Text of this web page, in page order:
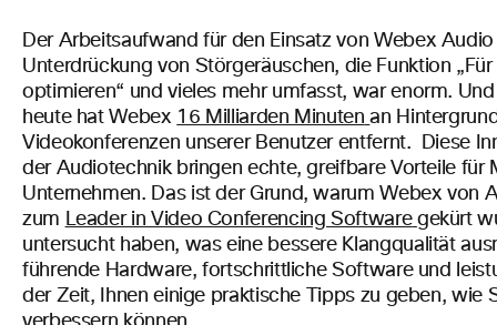
Der Arbeitsaufwand für den Einsatz von Webex
Unterdrückung von Störgeräuschen, die Funktion
optimieren“ und vieles mehr umfasst, war enorm.
heute hat Webex 16 Milliarden Minuten an
Videokonferenzen unserer Benutzer entfernt.
Diese
der Audiotechnik bringen echte, greifbare Vorteile für
Unternehmen. Das ist der Grund, warum Webex von
zum Leader in Video Conferencing Software gekürt
untersucht haben, was eine bessere Klangqualität
führende Hardware, fortschrittliche Software und
der Zeit, Ihnen einige praktische Tipps zu geben, wie